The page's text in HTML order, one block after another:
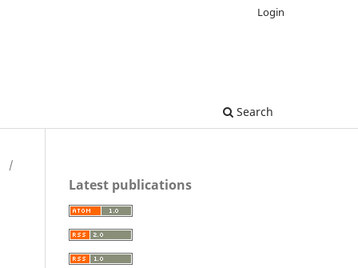
Search
Login
/
Latest publications